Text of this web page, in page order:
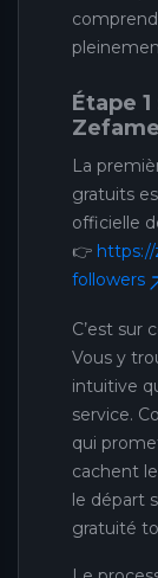
Étape
La
gratuits
officielle
👉
followers
C’est
Vous y
intuitive
service.
qui
cachent
le départ
gratuité